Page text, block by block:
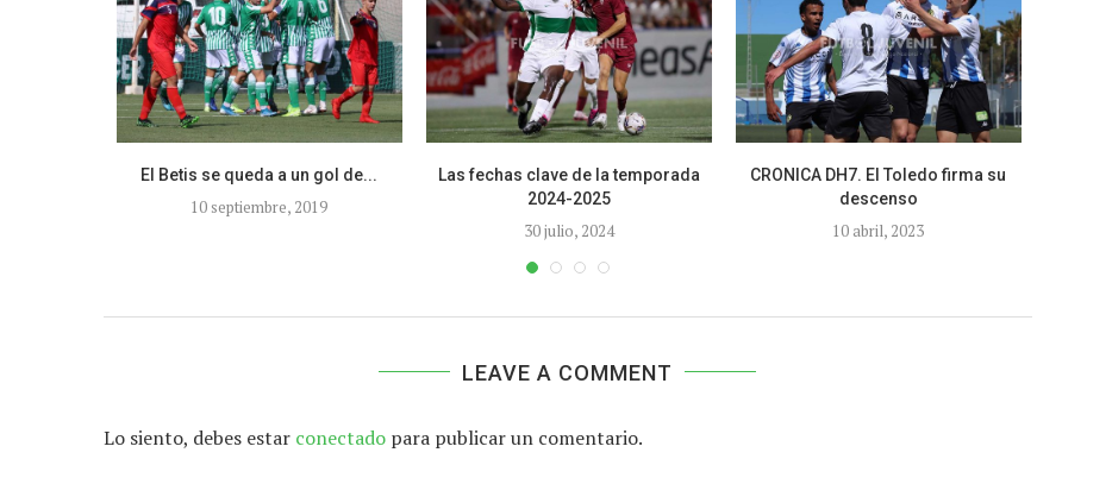
El Betis se queda a un gol de...
10 septiembre, 2019
Las fechas clave de la temporada
2024-2025
30 julio, 2024
CRONICA DH7. El Toledo firma su
descenso
10 abril, 2023
LEAVE A COMMENT
Lo siento, debes estar conectado para publicar un comentario.